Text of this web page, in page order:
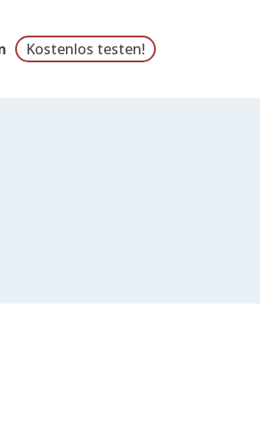
Kostenlos testen!